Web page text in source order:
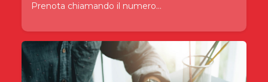
Prenota chiamando il numero...